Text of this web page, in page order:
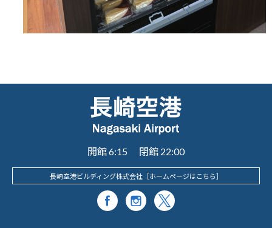
開館 6:15 閉館 22:00
長崎空港ビルディング株式会社［ホームページはこちら］